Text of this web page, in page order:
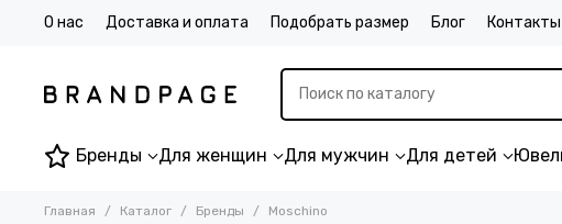
О нас Доставка и оплата Подобрать размер Блог Контакты
Бренды Для женщин Для мужчин Для детей
Главная Каталог Бренды Moschino